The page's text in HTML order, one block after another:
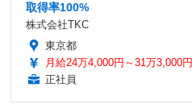
取得率100%
株式会社TKC
東京都
月給24万4,000円～31万3,000円
正社員